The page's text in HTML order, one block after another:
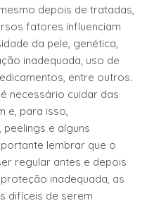
depois de tratadas,
fatores influenciam
da pele, genética,
inadequada, uso de
entre outros.
necessário cuidar das
e, para isso,
e alguns
lembrar que o
regular antes e depois
inadequada, as
difíceis de serem